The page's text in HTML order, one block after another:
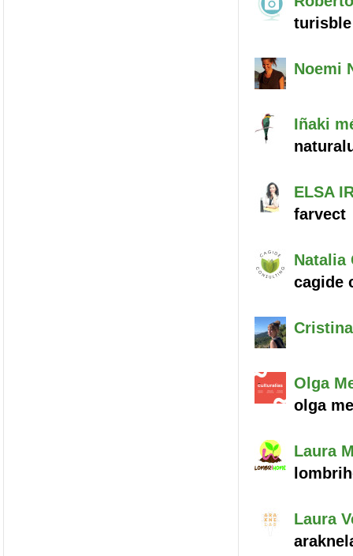
turisble
Noemi
Iñaki
ELSA
farvect
Natalia
cagide
Cristina
Olga
olga
Laura
Laura